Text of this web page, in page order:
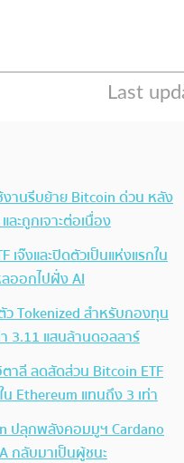
งานรีบย้าย Bitcoin ด่วน หลัง
ละถูกเจาะต่อเนื่อง
เจ๊งและปิดตัวเป็นแห่งแรกใน
ออกไปฝั่ง AI
ว Tokenized สำหรับกองทุน
3.11 แสนล้านดอลลาร์
ลี ลดสัดส่วน Bitcoin ETF
Ethereum แทนถึง 3 เท่า
ปลุกพลังคอมมูฯ Cardano
กลับมาเป็นผู้ชนะ